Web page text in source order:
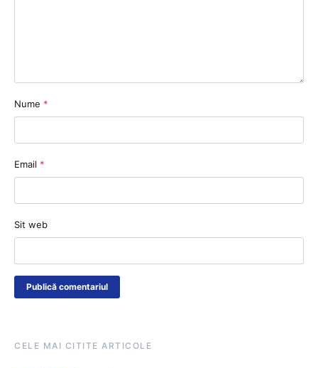
Nume *
Email *
Sit web
CELE MAI CITITE ARTICOLE